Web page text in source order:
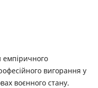
емпіричного
вигорання у
воєнного стану.